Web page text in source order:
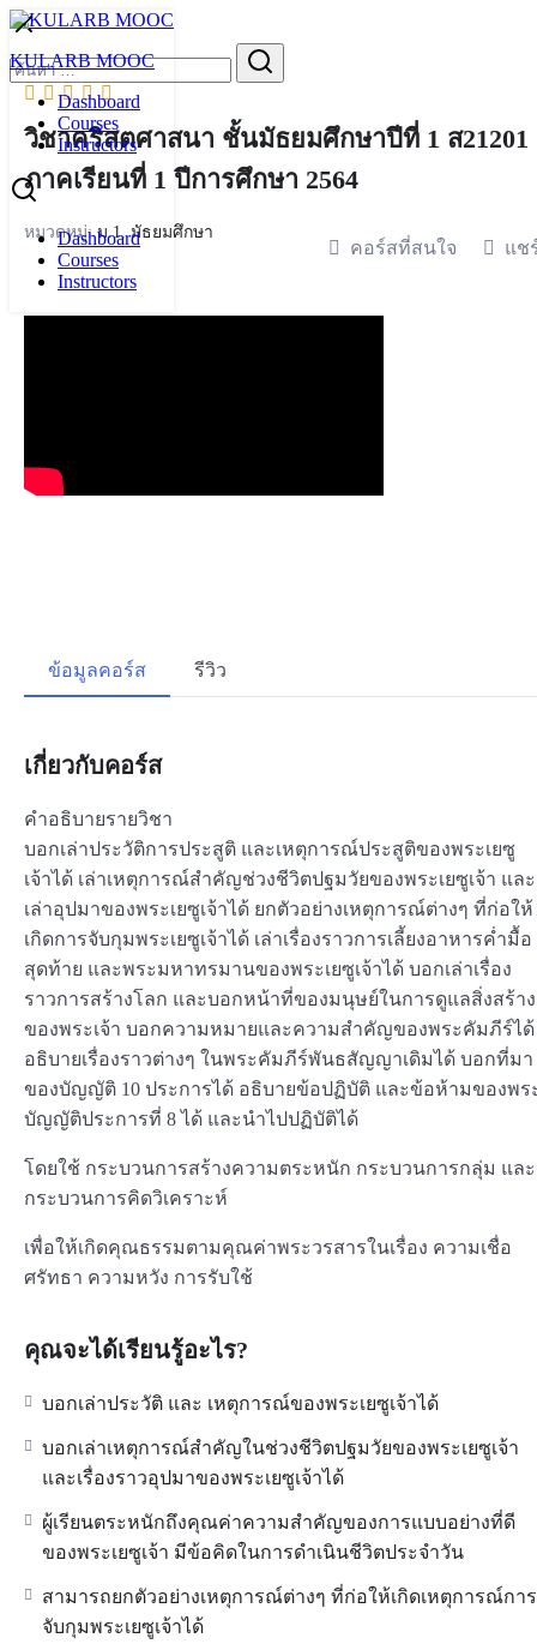
Skip
content
KULARB MOOC
Dashboard
Courses
Instructors
Dashboard
Courses
Instructors
Search
for:
วิชาคริสตศาสนา ชั้นมัธยมศึกษาปีที่ 1 ส21201
ภาคเรียนที่ 1 ปีการศึกษา 2564
หมวดหมู่:ม.1,มัธยมศึกษา
คอร์สที่สนใจ แช
ข้อมูลคอร์ส รีวิว
เกี่ยวกับคอร์ส
คำอธิบายรายวิชา
บอกเล่าประวัติการประสูติ และเหตุการณ์ประสูติของพระเยซู
เจ้าได้ เล่าเหตุการณ์สำคัญช่วงชีวิตปฐมวัยของพระเยซูเจ้า และ
เล่าอุปมาของพระเยซูเจ้าได้ ยกตัวอย่างเหตุการณ์ต่างๆ ที่ก่อให้
เกิดการจับกุมพระเยซูเจ้าได้ เล่าเรื่องราวการเลี้ยงอาหารค่ำมื้อ
สุดท้าย และพระมหาทรมานของพระเยซูเจ้าได้ บอกเล่าเรื่อง
ราวการสร้างโลก และบอกหน้าที่ของมนุษย์ในการดูแลสิ่งสร้าง
ของพระเจ้า บอกความหมายและความสำคัญของพระคัมภีร์ได้
อธิบายเรื่องราวต่างๆ ในพระคัมภีร์พันธสัญญาเดิมได้ บอกที่มา
ของบัญญัติ 10 ประการได้ อธิบายข้อปฏิบัติ และข้อห้ามของพร
บัญญัติประการที่ 8 ได้ และนำไปปฏิบัติได้
โดยใช้ กระบวนการสร้างความตระหนัก กระบวนการกลุ่ม และ
กระบวนการคิดวิเคราะห์
เพื่อให้เกิดคุณธรรมตามคุณค่าพระวรสารในเรื่อง ความเชื่อ
ศรัทธา ความหวัง การรับใช้
คุณจะได้เรียนรู้อะไร?
บอกเล่าประวัติ และ เหตุการณ์ของพระเยซูเจ้าได้
บอกเล่าเหตุการณ์สำคัญในช่วงชีวิตปฐมวัยของพระเยซูเจ้า
และเรื่องราวอุปมาของพระเยซูเจ้าได้
ผู้เรียนตระหนักถึงคุณค่าความสำคัญของการแบบอย่างที่ดี
ของพระเยซูเจ้า มีข้อคิดในการดำเนินชีวิตประจำวัน
สามารถยกตัวอย่างเหตุการณ์ต่างๆ ที่ก่อให้เกิดเหตุการณ์การ
จับกุมพระเยซูเจ้าได้